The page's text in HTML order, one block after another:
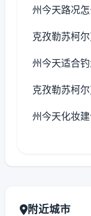
州今天路况怎
克孜勒苏柯
州今天适合钓
克孜勒苏柯
州今天化妆建
附近城市